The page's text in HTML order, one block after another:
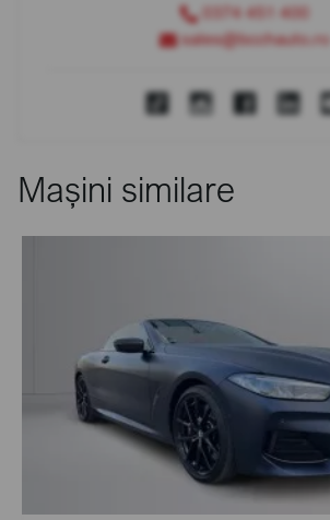
0374 451 400
sales@bcchauto.ro
Mașini similare